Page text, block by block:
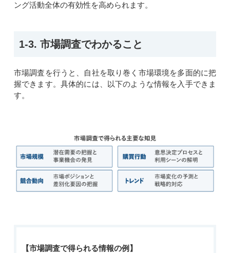
ング活動全体の有効性を高められます。
1-3. 市場調査でわかること
市場調査を行う と、 自社を取り巻く市場環境を多面的に把
握できます。具体的には、以下のような情報を入手できま
す。
【市場調査で得られる情報の例 】